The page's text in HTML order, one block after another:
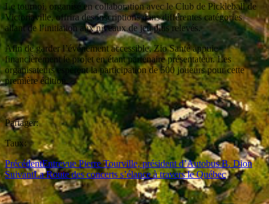
Le tournoi, organisé en collaboration avec le Club de Pickleball de
Victoriaville, offrira des inscriptions dans différentes catégories
allant de l’initiation aux niveaux de jeu plus relevés.
Afin de garder l’événement accessible, Zio Santé appuie
financièrement le projet en étant partenaire présentateur. Les
organisateurs espèrent la participation de 500 joueurs pour cette
première édition.
Partager:
Taux:
PrécédentEntrevue Pierre Tourville, président d’Autobus B. Dion
SuivantLa Route des concerts s’élance à travers le Québec